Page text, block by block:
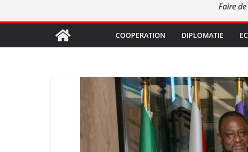
Faire
COOPERATION DIPLOMATIE